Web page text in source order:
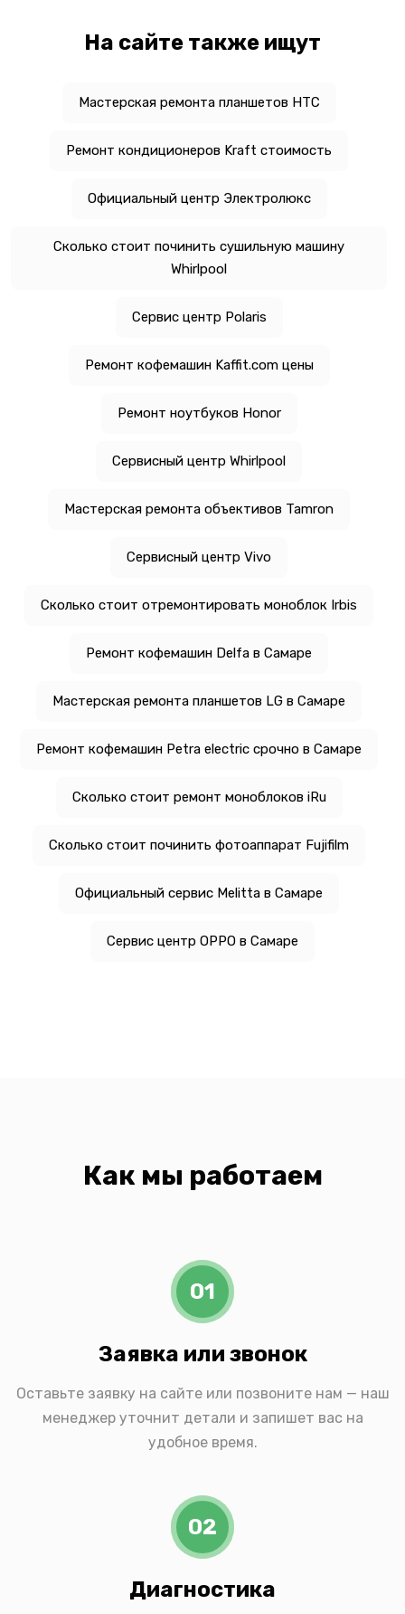
На сайте также ищут
Мастерская ремонта планшетов HTC
Ремонт кондиционеров Kraft стоимость
Официальный центр Электролюкс
Сколько стоит починить сушильную машину
Whirlpool
Сервис центр Polaris
Ремонт кофемашин Kaffit.com цены
Ремонт ноутбуков Honor
Сервисный центр Whirlpool
Мастерская ремонта объективов Tamron
Сервисный центр Vivo
Сколько стоит отремонтировать моноблок Irbis
Ремонт кофемашин Delfa в Самаре
Мастерская ремонта планшетов LG в Самаре
Ремонт кофемашин Petra electric срочно в Самаре
Сколько стоит ремонт моноблоков iRu
Сколько стоит починить фотоаппарат Fujifilm
Официальный сервис Melitta в Самаре
Сервис центр OPPO в Самаре
Как мы работаем
01
Заявка или звонок
Оставьте заявку на сайте или позвоните нам — наш
менеджер уточнит детали и запишет вас на
удобное время.
02
Диагностика